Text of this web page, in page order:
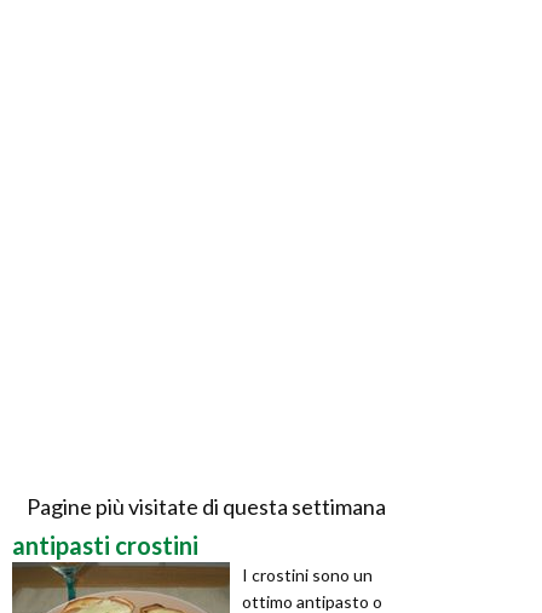
Pagine più visitate di questa settimana
antipasti crostini
I crostini sono un
ottimo antipasto o